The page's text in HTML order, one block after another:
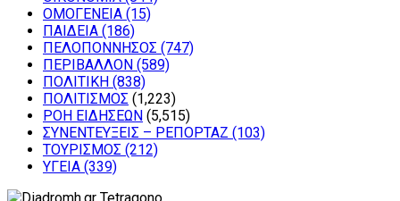
ΟΜΟΓΕΝΕΙΑ (15)
ΠΑΙΔΕΙΑ (186)
ΠΕΛΟΠΟΝΝΗΣΟΣ (747)
ΠΕΡΙΒΑΛΛΟΝ (589)
ΠΟΛΙΤΙΚΗ (838)
ΠΟΛΙΤΙΣΜΟΣ (1,223)
ΡΟΗ ΕΙΔΗΣΕΩΝ (5,515)
ΣΥΝΕΝΤΕΥΞΕΙΣ – ΡΕΠΟΡΤΑΖ (103)
ΤΟΥΡΙΣΜΟΣ (212)
ΥΓΕΙΑ (339)